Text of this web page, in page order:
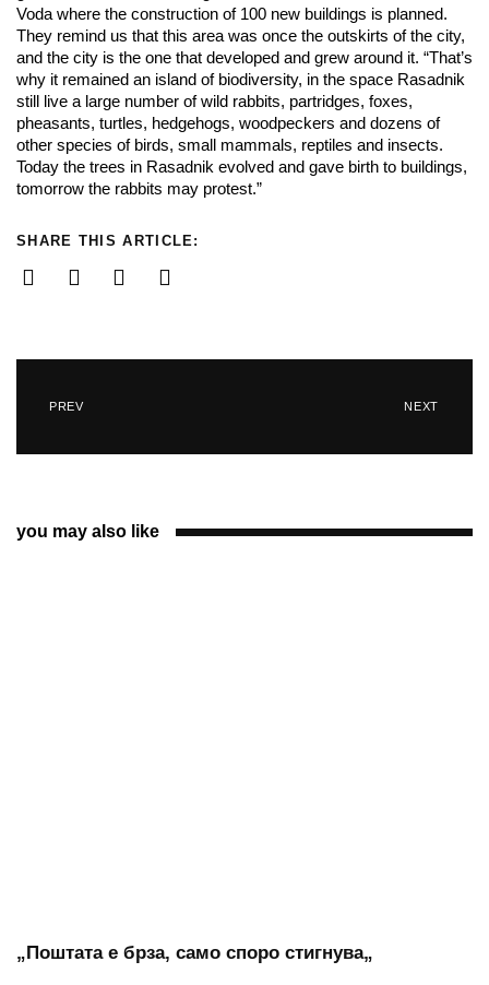
Voda where the construction of 100 new buildings is planned.
They remind us that this area was once the outskirts of the city,
and the city is the one that developed and grew around it. “That’s
why it remained an island of biodiversity, in the space Rasadnik
still live a large number of wild rabbits, partridges, foxes,
pheasants, turtles, hedgehogs, woodpeckers and dozens of
other species of birds, small mammals, reptiles and insects.
Today the trees in Rasadnik evolved and gave birth to buildings,
tomorrow the rabbits may protest.”
SHARE THIS ARTICLE:
PREV NEXT
you may also like
„Поштата е брза, само споро стигнува„